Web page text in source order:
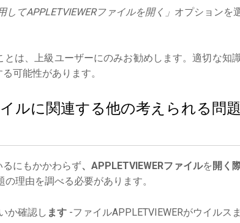
てAPPLETVIEWERファイルを開く」 オプションを
は、上級ユーザーにのみお勧めします。適切な知
可能性があります。
ルに関連する他の考えられる問題
にもかかわらず、APPLETVIEWERファイルを 開く
の理由を調べる必要があります。
か確認し ます -ファイルAPPLETVIEWERがウイルス